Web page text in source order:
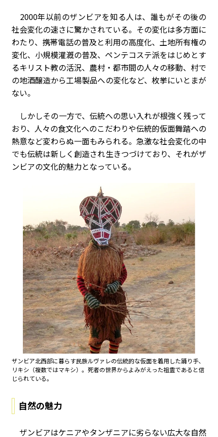
2000年以前のザンビアを知る人は、誰もがその後の
社会変化の速さに驚かされている。その変化は多方面に
わたり、携帯電話の普及と利用の高度化、土地所有権の
変化、小規模灌漑の普及、ペンテコステ派をはじめとす
るキリスト教の活況、農村・都市間の人々の移動、村で
の地酒醸造から工場製品への変化など、枚挙にいとまが
ない。
しかしその一方で、伝統への思い入れが根強く残って
おり、人々の食文化へのこだわりや伝統的仮面舞踏への
熱意など変わらぬ一面もみられる。急激な社会変化の中
でも伝統は新しく創造され生きつづけており、それがザ
ンビアの文化的魅力となっている。
ザンビア北西部に暮らす民族ルヴァレの伝統的な仮面を着用した踊り手、
リキシ（複数ではマキシ）。死者の世界からよみがえった祖霊であると信
じられている。
自然の魅力
ザンビアはケニアやタンザニアに劣らない広大な自然